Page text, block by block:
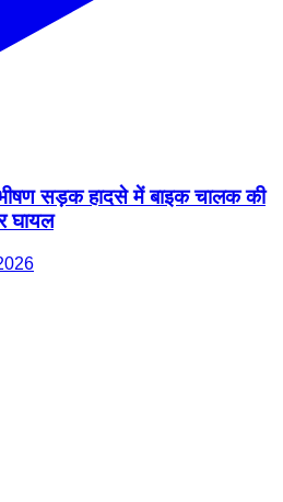
सड़क हादसे में बाइक चालक की
घायल